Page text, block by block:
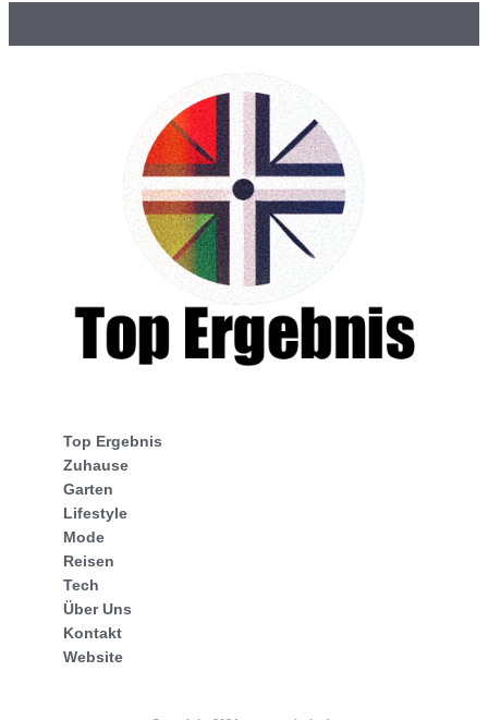
Top Ergebnis
Zuhause
Garten
Lifestyle
Mode
Reisen
Tech
Über Uns
Kontakt
Website